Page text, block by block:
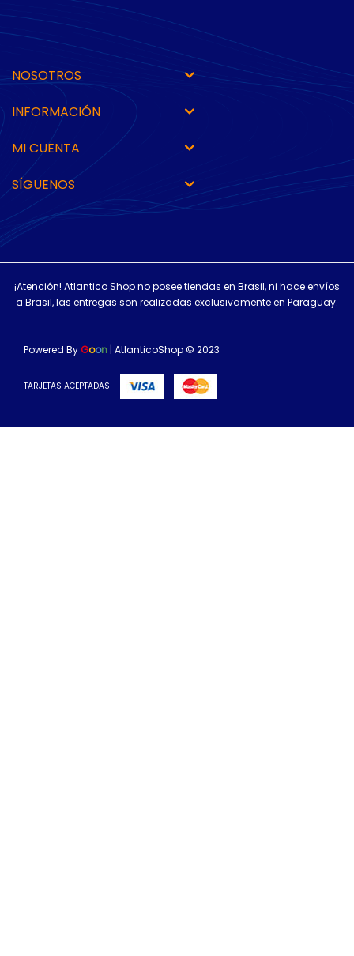
NOSOTROS
INFORMACIÓN
MI CUENTA
SÍGUENOS
¡Atención! Atlantico Shop no posee tiendas en Brasil, ni hace envíos
a Brasil, las entregas son realizadas exclusivamente en Paraguay.
Powered By Goon | AtlanticoShop © 2023
TARJETAS ACEPTADAS